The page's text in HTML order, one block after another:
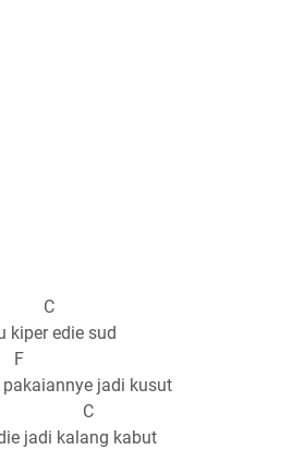
kiper edie sud
jadi kusut
jadi kalang kabut